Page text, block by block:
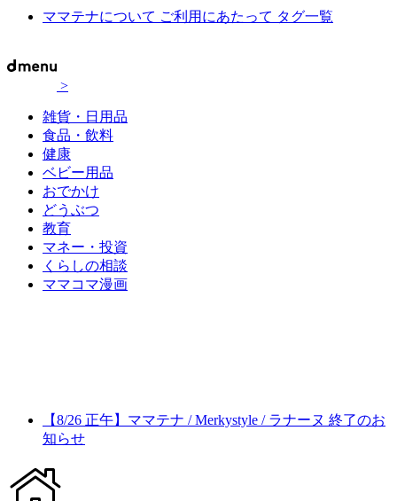
ママテナについて ご利用にあたって タグ一覧
>
雑貨・日用品
食品・飲料
健康
ベビー用品
おでかけ
どうぶつ
教育
マネー・投資
くらしの相談
ママコマ漫画
【8/26 正午】ママテナ / Merkystyle / ラナーヌ 終了のお
知らせ